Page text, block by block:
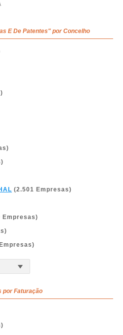
E De Patentes" por Concelho
(2.501 Empresas)
Empresas)
por Faturação